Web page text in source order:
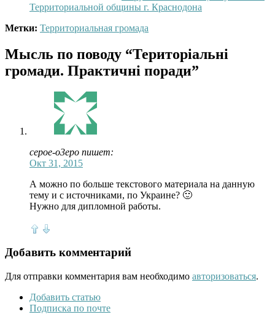
Территориальной общины г. Краснодона
Метки: Территориальная громада
Мысль по поводу “Територіальні
громади. Практичні поради”
cepoe-o3epo пишет:
Окт 31, 2015
А можно по больше текстового материала на данную
тему и с источниками, по Украине? 🙂
Нужно для дипломной работы.
Добавить комментарий
Для отправки комментария вам необходимо авторизоваться.
Добавить статью
Подписка по почте